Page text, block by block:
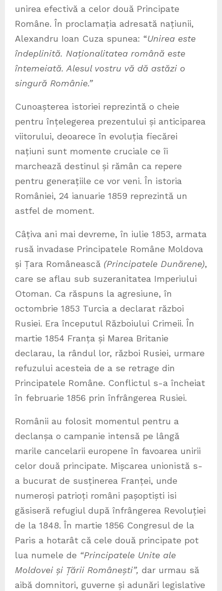
unirea efectivă a celor două Principate
Române. În proclamația adresată națiunii,
Alexandru Ioan Cuza spunea: “Unirea este
îndeplinită. Naționalitatea română este
întemeiată. Alesul vostru vă dă astăzi o
singură Românie.”
Cunoașterea istoriei reprezintă o cheie
pentru înțelegerea prezentului și anticiparea
viitorului, deoarece în evoluția fiecărei
națiuni sunt momente cruciale ce îi
marchează destinul și rămân ca repere
pentru generațiile ce vor veni. În istoria
României, 24 ianuarie 1859 reprezintă un
astfel de moment.
Câțiva ani mai devreme, în iulie 1853, armata
rusă invadase Principatele Române Moldova
și Țara Românească (Principatele Dunărene),
care se aflau sub suzeranitatea Imperiului
Otoman. Ca răspuns la agresiune, în
octombrie 1853 Turcia a declarat război
Rusiei. Era începutul Războiului Crimeii. În
martie 1854 Franța și Marea Britanie
declarau, la rândul lor, război Rusiei, urmare
refuzului acesteia de a se retrage din
Principatele Române. Conflictul s-a încheiat
în februarie 1856 prin înfrângerea Rusiei.
Românii au folosit momentul pentru a
declanșa o campanie intensă pe lângă
marile cancelarii europene în favoarea unirii
celor două principate. Mișcarea unionistă s-
a bucurat de susținerea Franței, unde
numeroși patrioți români pașoptiști isi
găsiseră refugiul după înfrângerea Revoluției
de la 1848. În martie 1856 Congresul de la
Paris a hotarât că cele două principate pot
lua numele de “Principatele Unite ale
Moldovei și Țării Românești”, dar urmau să
aibă domnitori, guverne și adunări legislative